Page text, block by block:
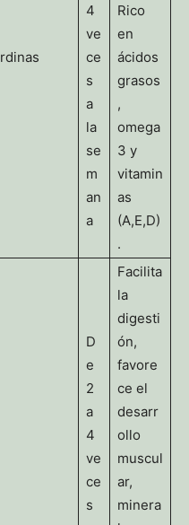
4
ve
ce
s
a
la
se
m
an
a
Rico
en
ácidos
grasos
,
omega
3 y
vitamin
as
(A,E,D)
.
D
e
2
a
4
ve
ce
s
Facilita
la
digesti
ón,
favore
ce el
desarr
ollo
muscul
ar,
minera